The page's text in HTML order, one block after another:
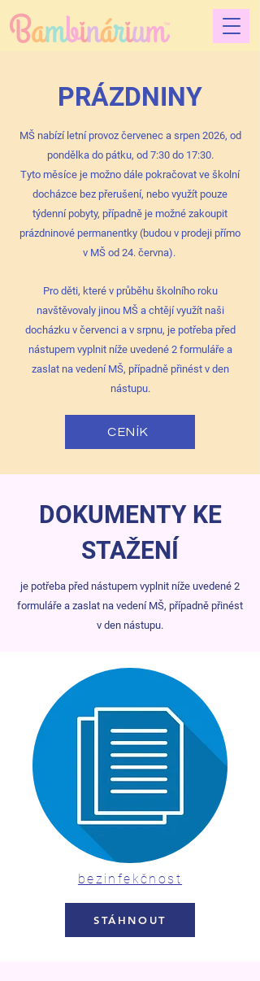
PRÁZDNINY
MŠ nabízí letní provoz červenec a srpen 2026, od
pondělka do pátku, od 7:30 do 17:30.
Tyto měsíce je možno dále pokračovat ve školní
docházce bez přerušení, nebo využít pouze
týdenní pobyty, případně je možné zakoupit
prázdninové permanentky (budou v prodeji přímo
v MŠ od 24. června).
Pro děti, které v průběhu školního roku
navštěvovaly jinou MŠ a chtějí využít naši
docházku v červenci a v srpnu, je potřeba před
nástupem vyplnit níže uvedené 2 formuláře a
zaslat na vedení MŠ, případně přinést v den
nástupu.
CENÍK
DOKUMENTY KE
STAŽENÍ
je potřeba před nástupem vyplnit níže uvedené 2
formuláře a zaslat na vedení MŠ, případně přinést
v den nástupu.
bezinfekčnost
STÁHNOUT